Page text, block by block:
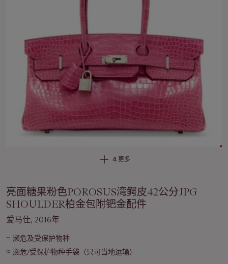
4 更多
亮面糖果粉色POROSUS湾鳄皮42公分JPG
SHOULDER柏金包附钯金配件
爱马仕, 2016年
关
于
~ 濒危及受保护物种
≈ 濒危/受保护物种手袋（只可当地运输）